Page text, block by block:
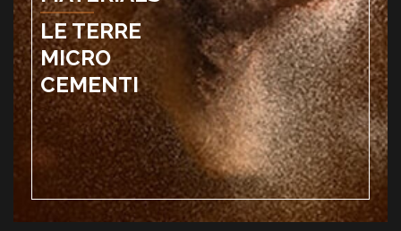
LE TERRE
MICRO
CEMENTI